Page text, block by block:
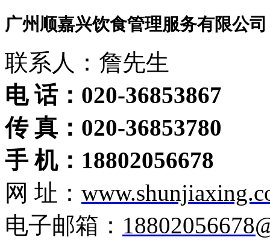
广州顺嘉兴饮食管理服务有限公司
联系人：詹先生
电 话：020-36853867
传 真：020-36853780
手 机：18802056678
网 址：
电子邮箱：